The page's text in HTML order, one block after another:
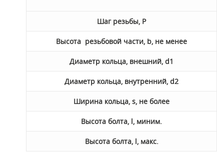
Шаг резьбы, P
Высота резьбовой части, b, не менее
Диаметр кольца, внешний, d1
Диаметр кольца, внутренний, d2
Ширина кольца, s, не более
Высота болта, l, миним.
Высота болта, l, макс.